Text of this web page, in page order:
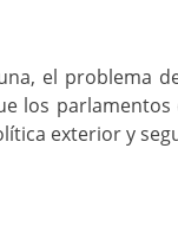
el problema
los
exterior y